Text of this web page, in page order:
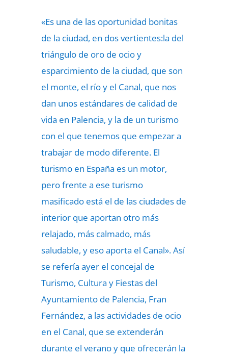
«Es una de las oportunidad bonitas
de la ciudad, en dos vertientes:la del
triángulo de oro de ocio y
esparcimiento de la ciudad, que son
el monte, el río y el Canal, que nos
dan unos estándares de calidad de
vida en Palencia, y la de un turismo
con el que tenemos que empezar a
trabajar de modo diferente. El
turismo en España es un motor,
pero frente a ese turismo
masificado está el de las ciudades de
interior que aportan otro más
relajado, más calmado, más
saludable, y eso aporta el Canal». Así
se refería ayer el concejal de
Turismo, Cultura y Fiestas del
Ayuntamiento de Palencia, Fran
Fernández, a las actividades de ocio
en el Canal, que se extenderán
durante el verano y que ofrecerán la